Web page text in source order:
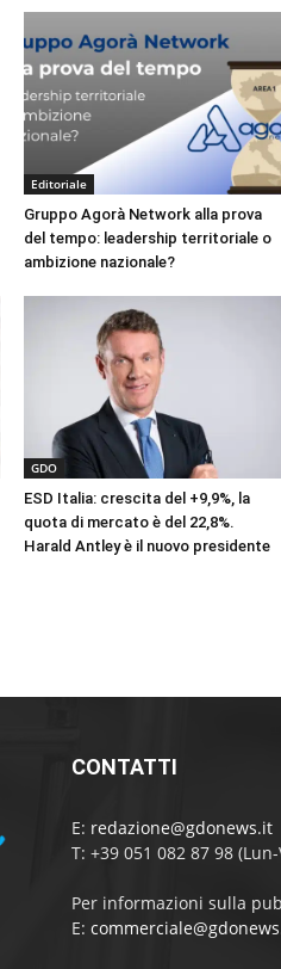
Editoriale
Gruppo Agorà Network alla prova
del tempo: leadership territoriale o
ambizione nazionale?
GDO
ESD Italia: crescita del +9,9%, la
quota di mercato è del 22,8%.
Harald Antley è il nuovo presidente
CONTATTI
E: redazione@gdonews.it
T: +39 051 082 87 98
Per informazioni sulla
E: